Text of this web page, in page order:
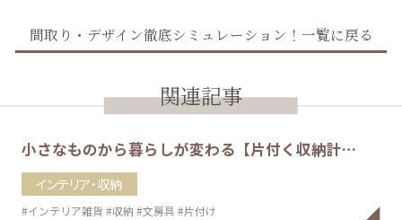
間取り・デザイン徹底シミュレーション！一覧に戻る
関連記事
小さなものから暮らしが変わる【片付く収納計…
インテリア・収納
#インテリア雑貨 #収納 #文房具 #片付け